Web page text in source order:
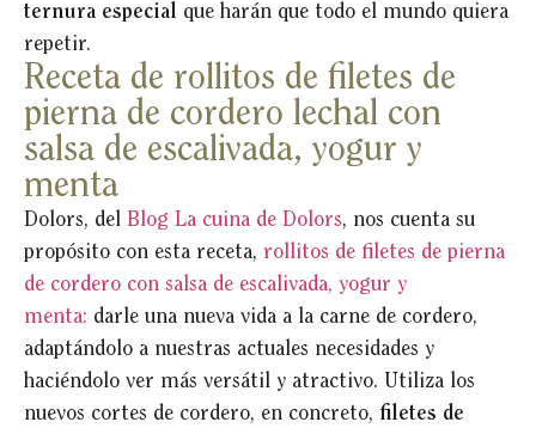
ternura especial que harán que todo el mundo quiera
repetir.
Receta de rollitos de filetes de
pierna de cordero lechal con
salsa de escalivada, yogur y
menta
Dolors, del Blog La cuina de Dolors, nos cuenta su
propósito con esta receta, rollitos de filetes de pierna
de cordero con salsa de escalivada, yogur y
menta: darle una nueva vida a la carne de cordero,
adaptándolo a nuestras actuales necesidades y
haciéndolo ver más versátil y atractivo. Utiliza los
nuevos cortes de cordero, en concreto, filetes de